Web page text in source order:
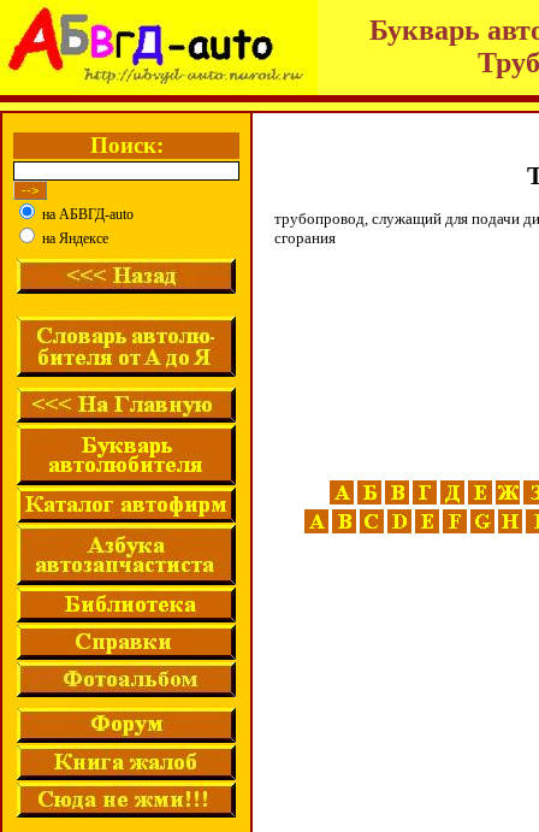
Букварь
Поиск:
на АБВГД-auto
на Яндексе
трубопровод, служащий для подачи
сгорания